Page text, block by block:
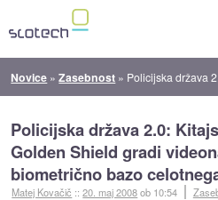
Novice »Zasebnost » Policijska država 2.0: Kitajska v okviru
Policijska država 2.0:
Golden Shield gradi
biometrično bazo
Matej Kovačič ::20. maj 2008ob 10:54